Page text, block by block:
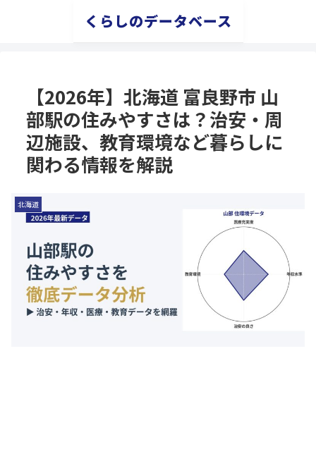
くらしのデータベース
【2026年】北海道 富良野市 山
部駅の住みやすさは？治安・周
辺施設、教育環境など暮らしに
関わる情報を解説
北海道